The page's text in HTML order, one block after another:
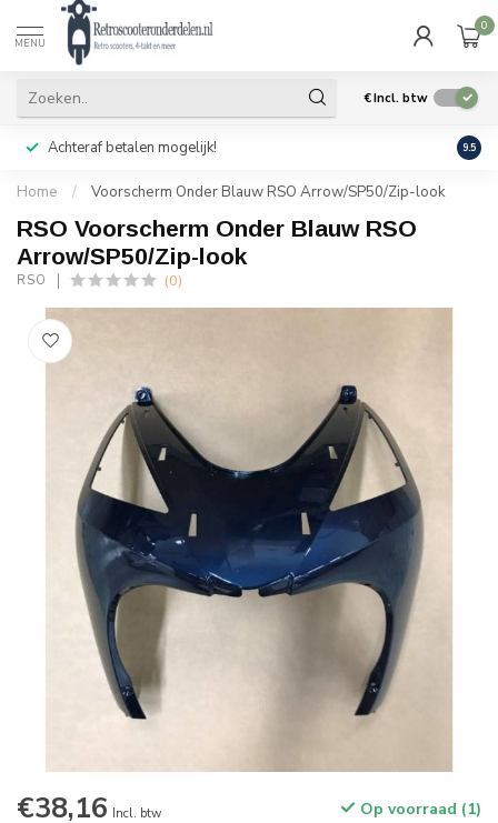
MENU
0
€Incl. btw
Achteraf betalen mogelijk! Geen
9.5
Home / Voorscherm Onder Blauw RSO Arrow/SP50/Zip-look
RSO Voorscherm Onder Blauw RSO
Arrow/SP50/Zip-look
RSO (0)
€38,16 Incl. btw Op voorraad (1)